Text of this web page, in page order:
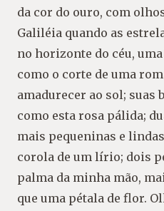
da cor do ouro, com
Galiléia quando as
no horizonte do céu,
como o corte de uma
amadurecer ao sol; suas
como esta rosa pálida;
mais pequeninas e
corola de um lírio; dois
palma da minha mão,
que uma pétala de flor.